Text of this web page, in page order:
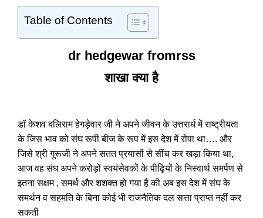
Table of Contents
dr hedgewar fromrss
शाखा क्या है
डॉ केशव बलिराम हेगड़ेवार जी ने अपने जीवन के उत्तरार्ध में राष्ट्रीयता
के जिस भाव को संघ रूपी बीज के रूप में इस देश में रोपा था…. और
जिसे श्री गुरूजी ने अपने सतत प्रयासों से सींच कर खड़ा किया था,
आज वह संघ अपने करोड़ों स्वयंसेवकों के पीढ़ियों के निस्वार्थ समर्पण से
इतना सक्षम , समर्थ और शशक्त हो गया है की अब इस देश में संघ के
समर्थन व सहमति के बिना कोई भी राजनैतिक दल सत्ता प्राप्त नहीं कर
सकती